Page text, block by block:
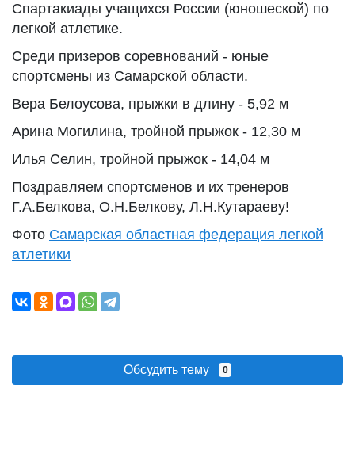
Спартакиады учащихся России (юношеской) по
легкой атлетике.
Среди призеров соревнований - юные
спортсмены из Самарской области.
Вера Белоусова, прыжки в длину - 5,92 м
Арина Могилина, тройной прыжок - 12,30 м
Илья Селин, тройной прыжок - 14,04 м
Поздравляем спортсменов и их тренеров
Г.А.Белкова, О.Н.Белкову, Л.Н.Кутараеву!
Фото Самарская областная федерация легкой
атлетики
Обсудить тему 0